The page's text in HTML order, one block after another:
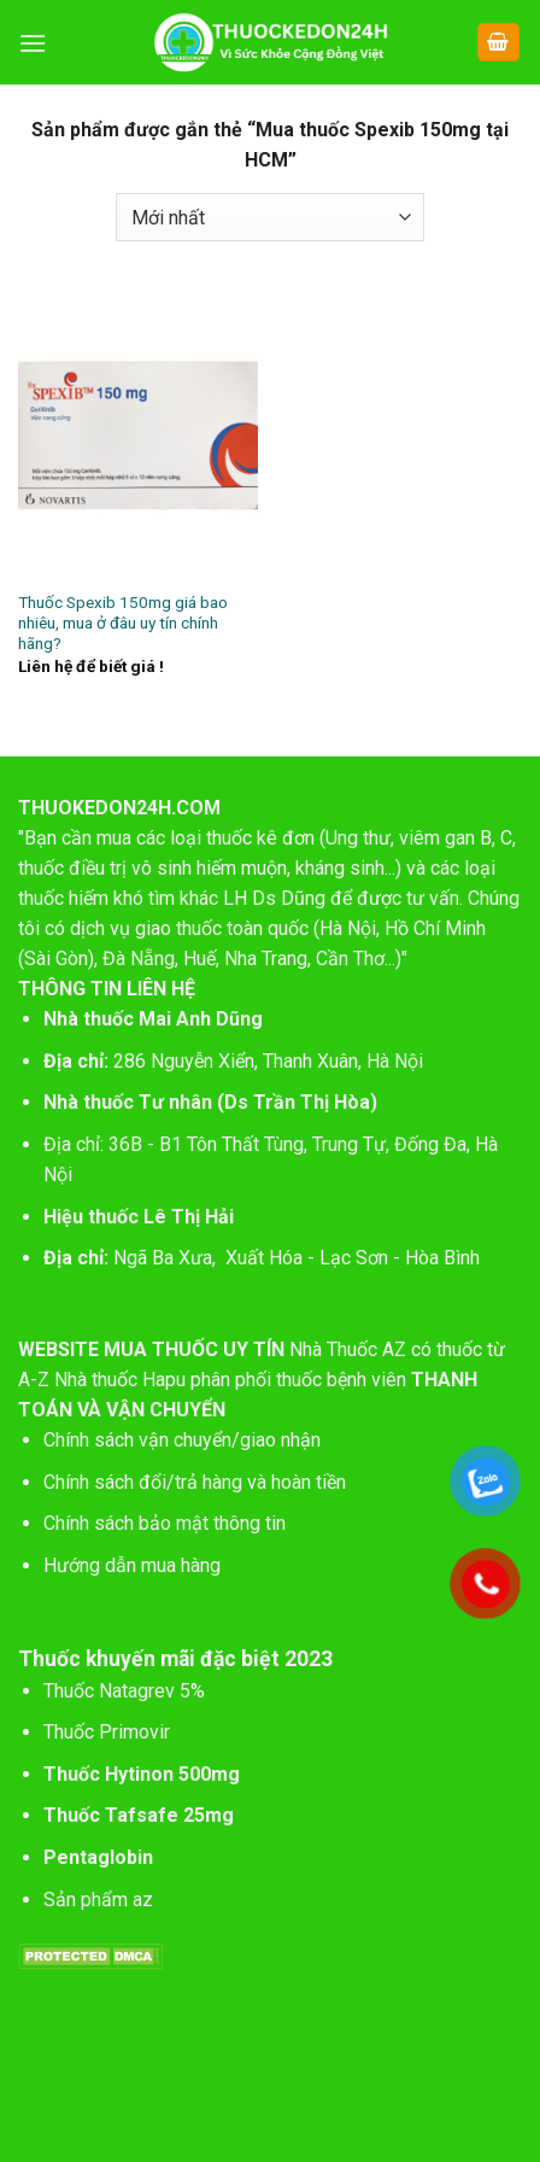
đến
Sản phẩm được gắn thẻ “Mua thuốc Spexib 150mg tại
HCM”
Thuốc Spexib 150mg giá bao
nhiêu, mua ở đâu uy tín chính
hãng?
Liên hệ để biết giá !
THUOKEDON24H.COM
"Bạn cần mua các loại thuốc kê đơn (Ung thư, viêm gan B, C,
thuốc điều trị vô sinh hiếm muộn, kháng sinh...) và các loại
thuốc hiếm khó tìm khác LH Ds Dũng để được tư vấn. Chúng
tôi có dịch vụ giao thuốc toàn quốc (Hà Nội, Hồ Chí Minh
(Sài Gòn), Đà Nẵng, Huế, Nha Trang, Cần Thơ...)"
THÔNG TIN LIÊN HỆ
Nhà thuốc Mai Anh Dũng
Địa chỉ:286 Nguyễn Xiển, Thanh Xuân, Hà Nội
Nhà thuốc Tư nhân (Ds Trần Thị Hòa)
Địa chỉ: 36B - B1 Tôn Thất Tùng, Trung Tự, Đống Đa, Hà
Nội
Hiệu thuốc Lê Thị Hải
Địa chỉ: Ngã Ba Xưa, Xuất Hóa - Lạc Sơn - Hòa Bình
WEBSITE MUA THUỐC UY TÍN Nhà Thuốc AZ có thuốc từ
A-Z Nhà thuốc Hapu phân phối thuốc bệnh viên THANH
TOÁN VÀ VẬN CHUYỂN
Chính sách vận chuyển/giao nhận
Chính sách đổi/trả hàng và hoàn tiền
Chính sách bảo mật thông tin
Hướng dẫn mua hàng
Thuốc khuyến mãi đặc biệt 2023
Thuốc Natagrev 5%
Thuốc Primovir
Thuốc Hytinon 500mg
Thuốc Tafsafe 25mg
Pentaglobin
Sản phẩm az